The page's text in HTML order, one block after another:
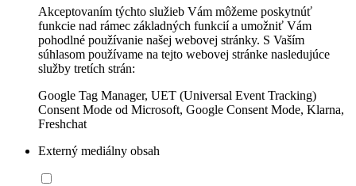
Akceptovaním týchto služieb Vám môžeme poskytnúť
funkcie nad rámec základných funkcií a umožniť Vám
pohodlné používanie našej webovej stránky. S Vaším
súhlasom používame na tejto webovej stránke nasledujúce
služby tretích strán:
Google Tag Manager, UET (Universal Event Tracking)
Consent Mode od Microsoft, Google Consent Mode, Klarna,
Freshchat
Externý mediálny obsah